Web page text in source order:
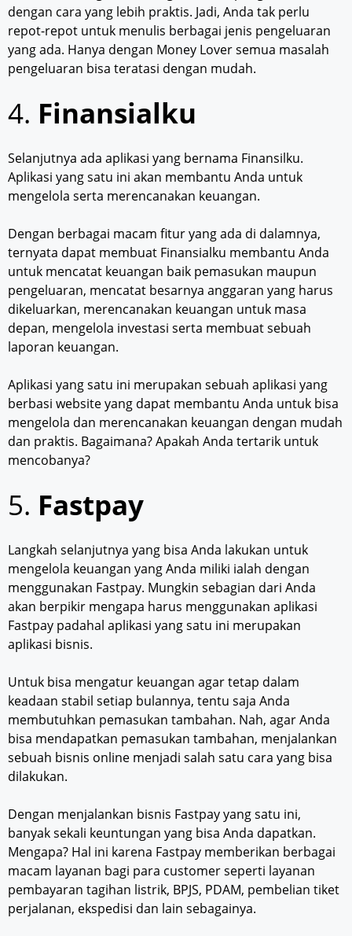
dengan cara yang lebih praktis. Jadi, Anda tak perlu
repot-repot untuk menulis berbagai jenis pengeluaran
yang ada. Hanya dengan Money Lover semua masalah
pengeluaran bisa teratasi dengan mudah.
4. Finansialku
Selanjutnya ada aplikasi yang bernama Finansilku.
Aplikasi yang satu ini akan membantu Anda untuk
mengelola serta merencanakan keuangan.
Dengan berbagai macam fitur yang ada di dalamnya,
ternyata dapat membuat Finansialku membantu Anda
untuk mencatat keuangan baik pemasukan maupun
pengeluaran, mencatat besarnya anggaran yang harus
dikeluarkan, merencanakan keuangan untuk masa
depan, mengelola investasi serta membuat sebuah
laporan keuangan.
Aplikasi yang satu ini merupakan sebuah aplikasi yang
berbasi website yang dapat membantu Anda untuk bisa
mengelola dan merencanakan keuangan dengan mudah
dan praktis. Bagaimana? Apakah Anda tertarik untuk
mencobanya?
5. Fastpay
Langkah selanjutnya yang bisa Anda lakukan untuk
mengelola keuangan yang Anda miliki ialah dengan
menggunakan Fastpay. Mungkin sebagian dari Anda
akan berpikir mengapa harus menggunakan aplikasi
Fastpay padahal aplikasi yang satu ini merupakan
aplikasi bisnis.
Untuk bisa mengatur keuangan agar tetap dalam
keadaan stabil setiap bulannya, tentu saja Anda
membutuhkan pemasukan tambahan. Nah, agar Anda
bisa mendapatkan pemasukan tambahan, menjalankan
sebuah bisnis online menjadi salah satu cara yang bisa
dilakukan.
Dengan menjalankan bisnis Fastpay yang satu ini,
banyak sekali keuntungan yang bisa Anda dapatkan.
Mengapa? Hal ini karena Fastpay memberikan berbagai
macam layanan bagi para customer seperti layanan
pembayaran tagihan listrik, BPJS, PDAM, pembelian tiket
perjalanan, ekspedisi dan lain sebagainya.